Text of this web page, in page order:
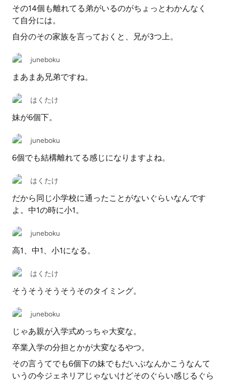
その14個も離れてる弟がいるのがちょっとわかんなく
て自分には。
自分のその家族を言っておくと、兄が3つ上。
juneboku
まあまあ兄弟ですね。
はくたけ
妹が6個下。
juneboku
6個でも結構離れてる感じになりますよね。
はくたけ
だから同じ小学校に通ったことがないぐらいなんです
よ。中1の時に小1。
juneboku
高1、中1、小1になる。
はくたけ
そうそうそうそうそのタイミング。
juneboku
じゃあ親が入学式めっちゃ大変な。
卒業入学の分担とかが大変なるやつ。
その言うてでも6個下の妹でもだいぶなんかこうなんて
いうの今ジェネリアじゃないけどそのぐらい感じるぐら